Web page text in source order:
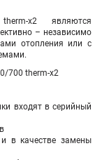
x2 являются
– независимо
отопления или с
700 therm-x2
входят в серийный
в качестве замены